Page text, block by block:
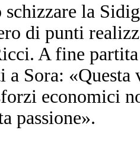
schizzare la
di punti
A fine
a Sora:
economici
passione».